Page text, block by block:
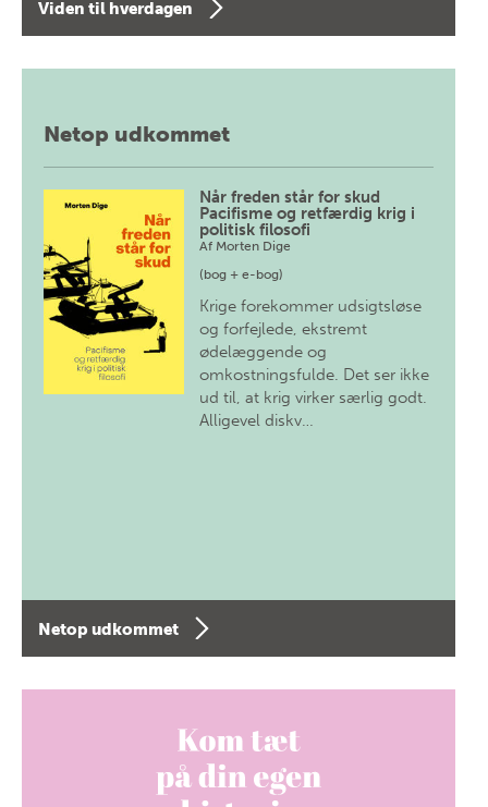
Viden til hverdagen
Netop udkommet
Når freden står for skud
Pacifisme og retfærdig krig i
politisk filosofi
Af Morten Dige
(bog + e-bog)
Krige forekommer udsigtsløse
og forfejlede, ekstremt
ødelæggende og
omkostningsfulde. Det ser ikke
ud til, at krig virker særlig godt.
Alligevel diskv…
Netop udkommet